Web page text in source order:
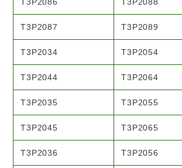
T3P2087
T3P2089
T3P2034
T3P2054
T3P2044
T3P2064
T3P2035 T3P2055
T3P2045 T3P2065
T3P2036 T3P2056